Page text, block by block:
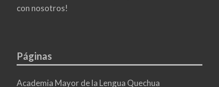
con nosotros!
Páginas
Academia Mayor de la Lengua Quechua